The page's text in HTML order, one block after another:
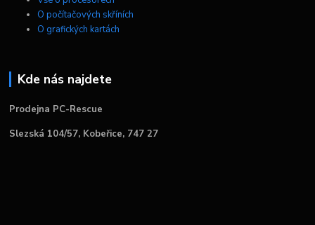
O počítačových skříních
O grafických kartách
Kde nás najdete
Prodejna PC-Rescue
Slezská 104/57, Kobeřice, 747 27